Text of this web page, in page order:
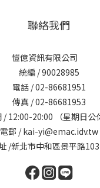
聯絡我們
愷億資訊有限公司
統編 / 90028985
電話 / 02-86681951
傳真 / 02-86681953
/ 12:00-20:00 （星期日公
電郵 / kai-yi@emac.idv.tw
/新北市中和區景平路